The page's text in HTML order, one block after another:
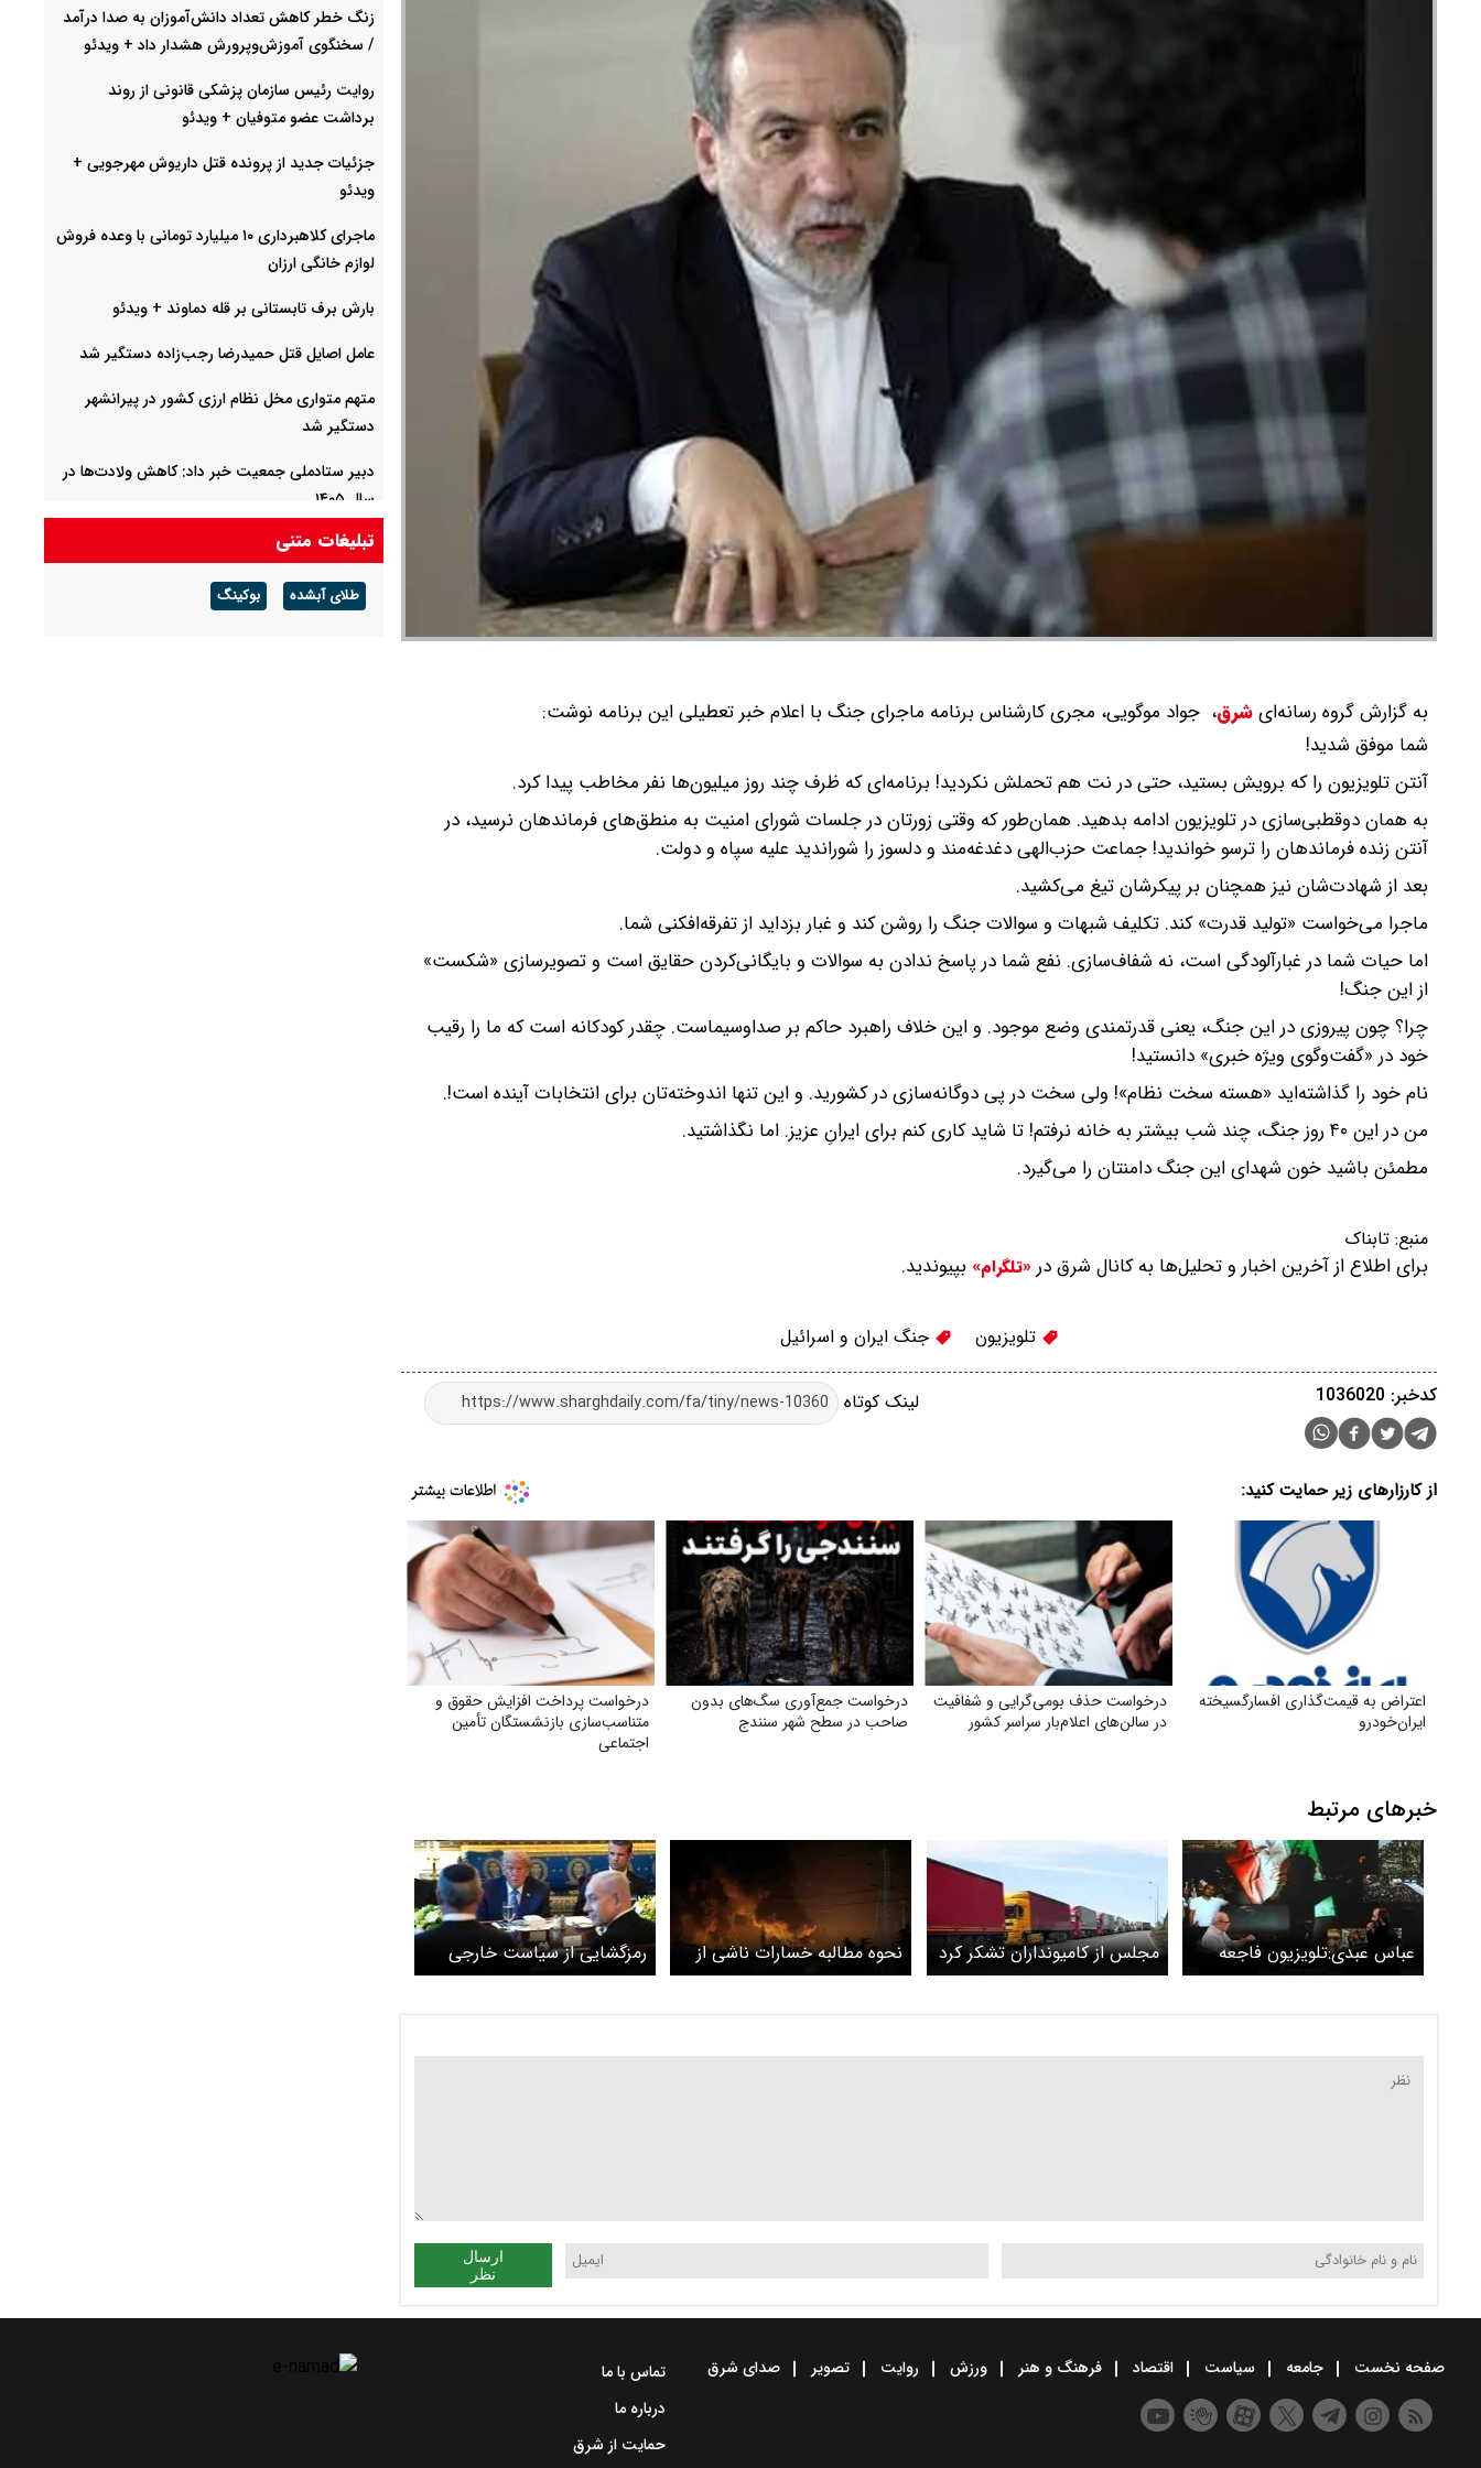
به گزارش گروه رسانه‌ایشرق، جواد موگویی، مجری کارشناس برنامه ماجرای جنگ با اعلام خبر تعطیلی این برنامه نوشت:
شما موفق شدید!
آنتن تلویزیون را که برویش بستید، حتی در نت هم تحملش نکردید! برنامه‌ای که ظرف چند روز میلیون‌ها نفر مخاطب پیدا کرد.
به همان دوقطبی‌سازی در تلویزیون ادامه بدهید. همان‌طور که وقتی زورتان در جلسات شورای امنیت به منطق‌های فرماندهان نرسید، در
آنتن زنده فرماندهان را ترسو خواندید‌! جماعت حزب‌الهی دغدغه‌مند و دلسوز را شوراندید علیه سپاه و دولت.
بعد از شهادت‌شان نیز همچنان بر پیکرشان تیغ می‌کشید.
ماجرا می‌خواست «تولید قدرت» کند. تکلیف شبهات و سوالات جنگ را روشن کند‌ و غبار بزداید از تفرقه‌افکنی شما.
اما حیات شما در غبارآلودگی است، نه شفاف‌سازی. نفع شما در پاسخ ندادن به سوالات و بایگانی‌کردن حقایق است و تصویرسازی «شکست»
از این جنگ!
چرا؟ چون پیروزی در این جنگ، یعنی قدرتمندی وضع موجود. و این خلاف راهبرد حاکم بر صداوسیماست. چقدر کودکانه است که ما را رقیب
خود در «گفت‌وگوی ویژه خبری» دانستید!
نام خود را گذاشته‌اید «هسته سخت نظام»! ولی سخت در پی دوگانه‌سازی در کشورید. و این تنها اندوخته‌تان برای انتخابات آینده است!.
من در این ۴۰ روز جنگ، چند شب بیشتر به خانه نرفتم! تا شاید کاری کنم برای ایرانِ عزیز. اما نگذاشتید.
مطمئن‌ باشید خون شهدای این جنگ دامنتان را می‌گیرد.
منبع: تابناک
برای اطلاع از آخرین اخبار و تحلیل‌ها به کانال شرق در «تلگرام» بپیوندید.
تلویزیون جنگ ایران و اسرائیل
لینک کوتاه کدخبر: 1036020
از کارزارهای زیر حمایت کنید:
اعتراض به قیمت‌گذاری افسارگسیخته
ایران‌خودرو
درخواست حذف بومی‌گرایی و شفافیت
در سالن‌های اعلام‌بار سراسر کشور
درخواست جمع‌آوری سگ‌های بدون
صاحب در سطح شهر سنندج
درخواست پرداخت افزایش حقوق و
متناسب‌سازی بازنشستگان تأمین
اجتماعی
خبرهای مرتبط
عباس عبدی:تلویزیون فاجعه
تمام عیار است
مجلس از کامیونداران تشکر کرد
نحوه مطالبه خسارات ناشی از
جنگ
رمزگشایی از سیاست خارجی
ترامپ
ارسال
نظر
زنگ خطر کاهش تعداد دانش‌آموزان به صدا درآمد
/ سخنگوی آموزش‌وپرورش هشدار داد +‌ ویدئو
روایت رئیس سازمان پزشکی قانونی از روند
برداشت عضو متوفیان + ویدئو
جزئیات جدید از پرونده قتل داریوش مهرجویی +
ویدئو
ماجرای کلاهبرداری ۱۰ میلیارد تومانی با وعده فروش
لوازم خانگی ارزان
بارش برف تابستانی بر قله دماوند + ویدئو
عامل اصایل قتل حمیدرضا رجب‌‌زاده دستگیر شد
متهم متواری مخل نظام ارزی کشور در پیرانشهر
دستگیر شد
دبیر ستادملی جمعیت خبر داد: کاهش ولادت‌ها در
سال ۱۴۰۵
اقراریان: تهران گرفتار چرخه معیوب «بساز و
بفروش» شده است
تبلیغات متنی
طلای آبشده بوکینگ
صفحه نخست جامعه سیاست اقتصاد فرهنگ و هنر ورزش روایت تصویر صدای شرق
تماس با ما
درباره ما
حمایت از شرق